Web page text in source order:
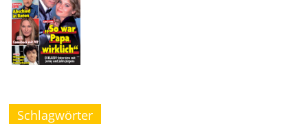
Schlagwörter